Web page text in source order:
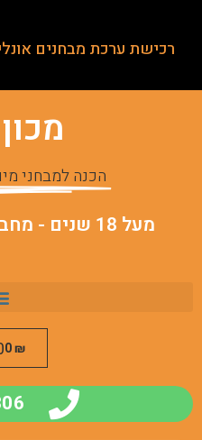
רכישת ערכת מבחנים
הכנה למבחני
מעל 18 שנים - מחברים אתכם להצלחה
0₪